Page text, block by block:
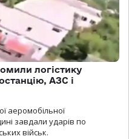
логістику
АЗС і
аеромобільної
завдали ударів по
військ.